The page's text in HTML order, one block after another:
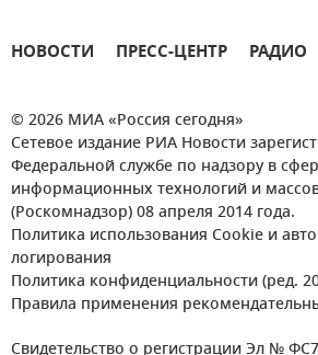
НОВОСТИ ПРЕСС-ЦЕНТР РАДИО
© 2026 МИА «Россия сегодня»
Сетевое издание РИА Новости
Федеральной службе по надзору в
информационных технологий и
(Роскомнадзор) 08 апреля 2014 года.
Политика использования Cookie и
логирования
Политика конфиденциальности (ред.
Правила применения
Свидетельство о регистрации Эл №